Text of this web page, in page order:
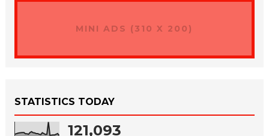
MINI ADS (310 X 200)
STATISTICS TODAY
121,093